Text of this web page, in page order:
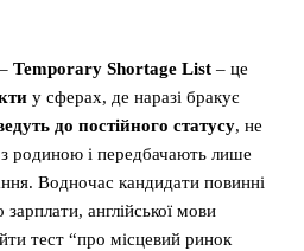
Temporary Shortage List – це
у сферах, де наразі бракує
до постійного статусу, не
родиною і передбачають лише
Водночас кандидати повинні
англійської мови
тест “про місцевий ринок